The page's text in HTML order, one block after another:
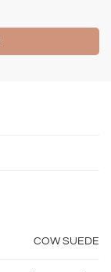
COW SUEDE